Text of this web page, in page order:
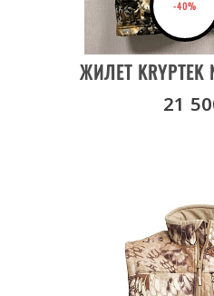
ВЫБРАТЬ
-40%
ЖИЛЕТ KRYPTEK
21